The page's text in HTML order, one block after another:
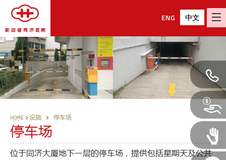
ENG 中文
HOME 设施 停车场
停车场
位于同济大厦地下一层的停车场，提供包括星期天及公共